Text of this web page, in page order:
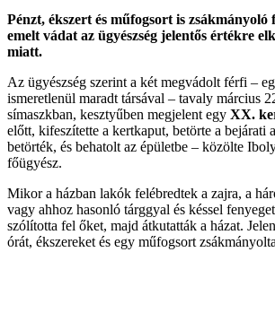
Pénzt, ékszert és műfogsort is zsákmányoló
emelt vádat az ügyészség jelentős értékre
miatt.
Az ügyészség szerint a két megvádolt férfi –
ismeretlenül maradt társával – tavaly március
símaszkban, kesztyűben megjelent egy XX.
előtt, kifeszítette a kertkaput, betörte a bejárati
betörték, és behatolt az épületbe – közölte
főügyész.
Mikor a házban lakók felébredtek a zajra, a
vagy ahhoz hasonló tárggyal és késsel
szólította fel őket, majd átkutatták a házat.
órát, ékszereket és egy műfogsort